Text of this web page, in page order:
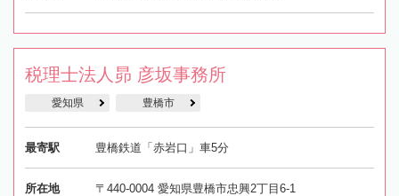
税理士法人昴 彦坂事務所
愛知県 豊橋市
最寄駅 豊橋鉄道「赤岩口」車5分
所在地 〒440-0004 愛知県豊橋市忠興2丁目6-1